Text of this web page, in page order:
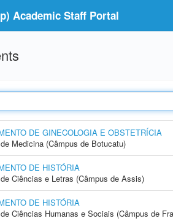
Academic Staff Portal
DE GINECOLOGIA E OBSTETRÍCIA
Medicina (Câmpus de Botucatu)
DE HISTÓRIA
Ciências e Letras (Câmpus de Assis)
DE HISTÓRIA
Ciências Humanas e Sociais (Câmpus de